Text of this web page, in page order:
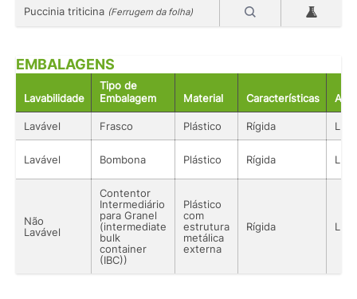
Puccinia triticina (Ferrugem da folha)
EMBALAGENS
Lavabilidade
Tipo de
Embalagem
Material Características
Lavável Frasco Plástico Rígida
Lavável Bombona Plástico Rígida
Não
Lavável
Contentor
Intermediário
para Granel
(intermediate
bulk
container
(IBC))
Plástico
com
estrutura
metálica
externa
Rígida